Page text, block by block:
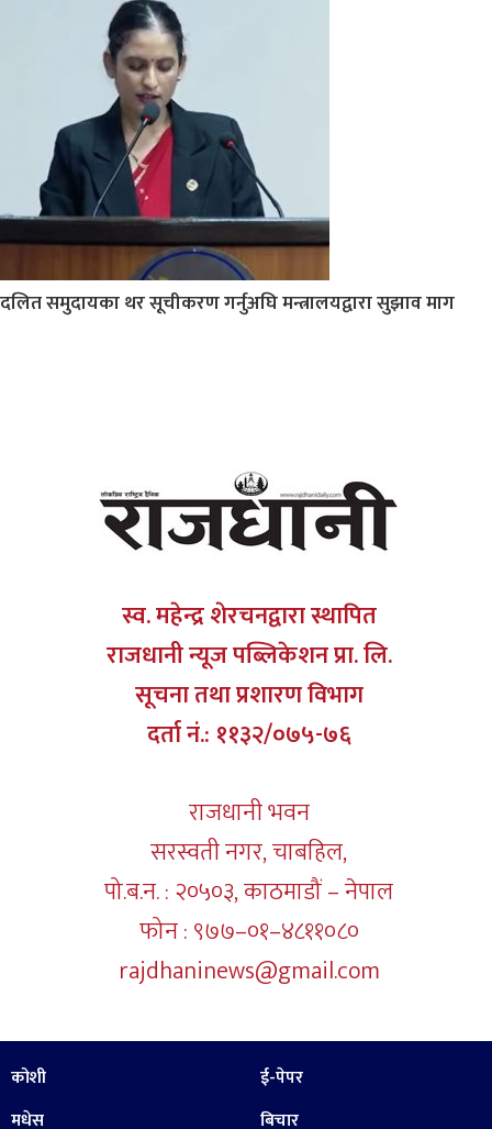
दलित समुदायका थर सूचीकरण गर्नुअघि मन्त्रालयद्वारा सुझाव माग
स्व. महेन्द्र शेरचनद्वारा स्थापित
राजधानी न्यूज पब्लिकेशन प्रा. लि.
सूचना तथा प्रशारण विभाग
दर्ता नं.: ११३२/०७५-७६
राजधानी भवन
सरस्वती नगर, चाबहिल,
पो.ब.न. : २०५०३, काठमाडौं – नेपाल
फोन : ९७७–०१–४८११०८०
rajdhaninews@gmail.com
कोशी
मधेस
ई-पेपर
बिचार